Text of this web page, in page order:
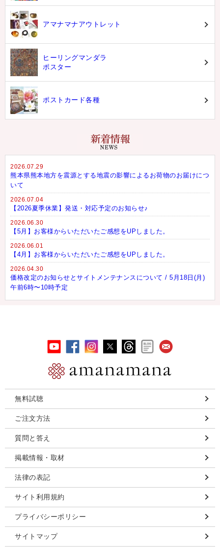
アマナマナアウトレット
ヒーリングマンダラ
ポスター
ポストカード各種
2026.07.29
熊本県熊本地方を震源とする地震の影響によるお荷物のお届けにつ
いて
2026.07.04
【2026夏季休業】発送・対応予定のお知らせ♪
2026.06.30
【5月】お客様からいただいたご感想をUPしました。
2026.06.01
【4月】お客様からいただいたご感想をUPしました。
2026.04.30
価格改定のお知らせとサイトメンテナンスについて / 5月18日(月)
午前6時〜10時予定
無料試聴
ご注文方法
質問と答え
掲載情報・取材
法律の表記
サイト利用規約
プライバシーポリシー
サイトマップ